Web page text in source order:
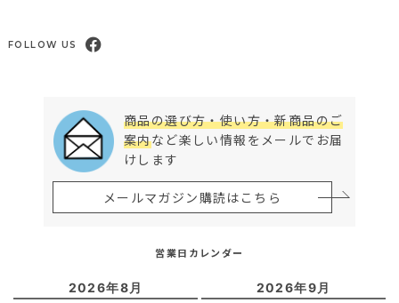
FOLLOW US
商品の選び方・使い方・新商品のご
案内など楽しい情報をメールでお届
けします
メールマガジン購読はこちら
営業日カレンダー
2026年8月 2026年9月